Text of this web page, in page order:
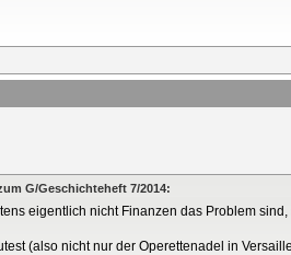
G/Geschichteheft 7/2014:
eigentlich nicht Finanzen das Problem
(also nicht nur der Operettenadel in